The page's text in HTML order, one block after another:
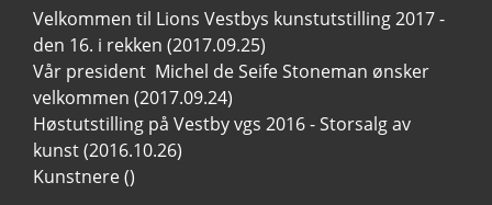
Velkommen til Lions Vestbys kunstutstilling 2017 -
den 16. i rekken (2017.09.25)
Vår president Michel de Seife Stoneman ønsker
velkommen (2017.09.24)
Høstutstilling på Vestby vgs 2016 - Storsalg av
kunst(2016.10.26)
Kunstnere()